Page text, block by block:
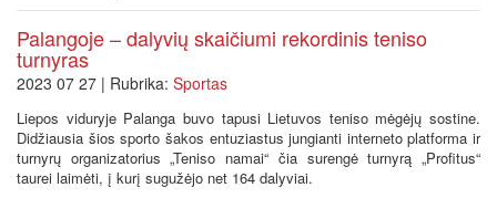
Palangoje – dalyvių skaičiumi rekordinis teniso
turnyras
2023 07 27 | Rubrika: Sportas
Liepos viduryje Palanga buvo tapusi Lietuvos teniso mėgėjų sostine.
Didžiausia šios sporto šakos entuziastus jungianti interneto platforma ir
turnyrų organizatorius „Teniso namai“ čia surengė turnyrą „Profitus“
taurei laimėti, į kurį sugužėjo net 164 dalyviai.